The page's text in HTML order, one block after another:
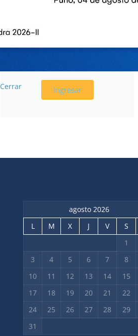
CONSEJO
Ingresar
agosto 2026
L
M X J V S
1
3
4 5 6 7 8
10
11 12 13 14 15
17
18 19 20 21 22
24
25 26 27 28 29
31
Cerrar